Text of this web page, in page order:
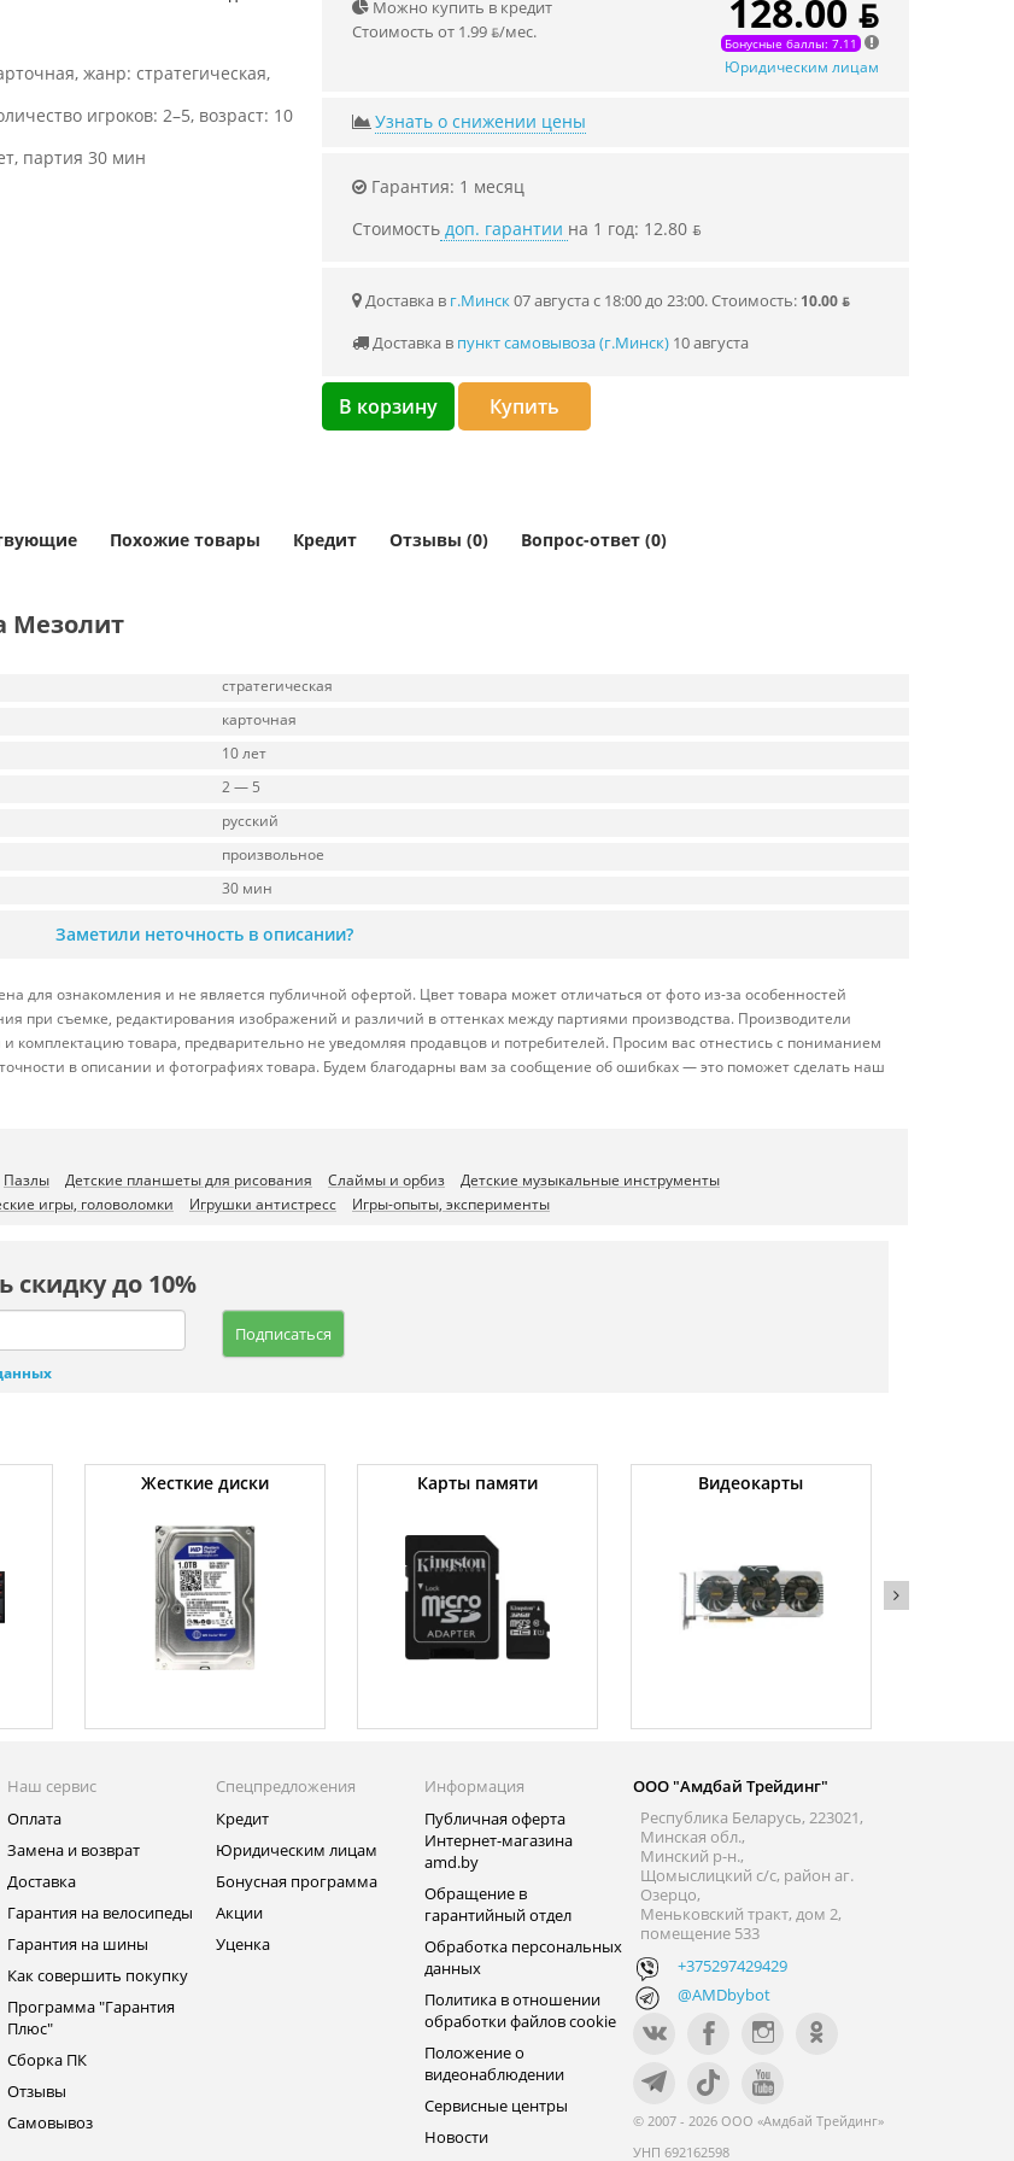
жанр: стратегическая,
игроков: 2–5, возраст: 10
партия 30 мин
Можно купить в кредит
Стоимость от 1.99 ƃ/мec.
128.00 ƃ
Бонусные баллы: 7.11
Юридическим лицам
Узнать о снижении цены
Гарантия: 1 месяц
Стоимостьдоп. гарантии на 1 год: 12.80 ƃ
Доставка в г.Минск07 августа с 18:00 до 23:00.Стоимость: 10.00 ƃ
Доставка в пункт самовывоза (г.Минск)10 августа
В корзину Купить
Похожие товары Кредит Отзывы (0) Вопрос-ответ (0)
Мезолит
стратегическая
карточная
10 лет
2 — 5
русский
произвольное
30 мин
Заметили неточность в описании?
для ознакомления и не является публичной офертой. Цвет товара может отличаться от фото из-за особенностей
при съемке, редактирования изображений и различий в оттенках между партиями производства. Производители
комплектацию товара, предварительно не уведомляя продавцов и потребителей. Просим вас отнестись с пониманием
в описании и фотографиях товара. Будем благодарны вам за сообщение об ошибках — это поможет сделать наш
Пазлы Детские планшеты для рисования Слаймы и орбиз
Детские музыкальные инструменты
игры, головоломки Игрушки антистресс Игры-опыты, эксперименты
скидку до 10%
Подписаться
Жесткие диски Карты памяти Видеокарты
Наш сервис
Оплата
Замена и возврат
Доставка
Гарантия на велосипеды
Гарантия на шины
Как совершить покупку
Программа "Гарантия
Плюс"
Сборка ПК
Отзывы
Самовывоз
Спецпредложения
Кредит
Юридическим лицам
Бонусная программа
Акции
Уценка
Информация
Публичная оферта
Интернет-магазина
amd.by
Обращение в
гарантийный отдел
Обработка персональных
данных
Политика в отношении
обработки файлов cookie
Положение о
видеонаблюдении
Сервисные центры
Новости
ООО "Амдбай Трейдинг"
Республика Беларусь, 223021,
Минская обл.,
Минский р-н.,
Щомыслицкий с/с, район аг.
Озерцо,
Меньковский тракт, дом 2,
помещение 533
+375297429429
@AMDbybot
© 2007 - 2026 ООО «Амдбай Трейдинг»
УНП 692162598